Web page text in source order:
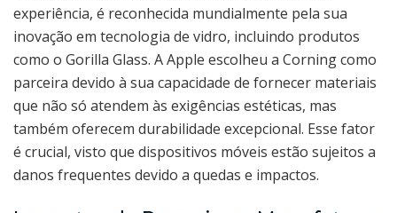
experiência, é reconhecida mundialmente pela sua
inovação em tecnologia de vidro, incluindo produtos
como o Gorilla Glass. A Apple escolheu a Corning como
parceira devido à sua capacidade de fornecer materiais
que não só atendem às exigências estéticas, mas
também oferecem durabilidade excepcional. Esse fator
é crucial, visto que dispositivos móveis estão sujeitos a
danos frequentes devido a quedas e impactos.